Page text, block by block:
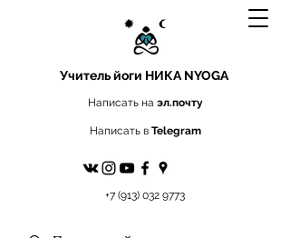
Учитель йоги НИКА NYOGA
Написать на эл.почту
Написать в Telegram
+7 (913) 032 9773